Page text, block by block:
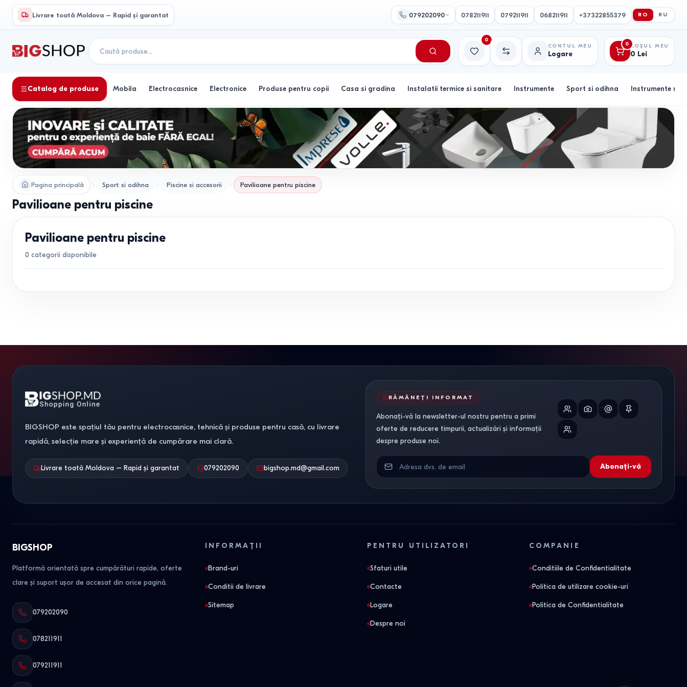
Livrare toată Moldova – Rapid și garantat 079202090 078211911 079211911 068211911 +37322855379 RO RU
Favorite
0
Comparație
CONTUL MEU
Logare
0 COȘUL MEU
0 Lei
Catalog de produse Mobila Electrocasnice Electronice Produse pentru copii Casa si gradina Instalatii termice si sanitare Instrumente Sport si odihna Instrumente
Pagina principală Sport si odihna Piscine si accesorii Pavilioane pentru piscine
Pavilioane pentru piscine
Pavilioane pentru piscine
0 categorii disponibile
BIGSHOP este spațiul tău pentru electrocasnice, tehnică și produse pentru casă, cu livrare
rapidă, selecție mare și experiență de cumpărare mai clară.
Livrare toată Moldova – Rapid și garantat 079202090 bigshop.md@gmail.com
RĂMÂNEȚI INFORMAT
Abonați-vă la newsletter-ul nostru pentru a primi
oferte de reducere timpurii, actualizări și informații
despre produse noi.
Abonați-vă
BIGSHOP
Platformă orientată spre cumpărături rapide, oferte
clare și suport ușor de accesat din orice pagină.
079202090
078211911
079211911
INFORMAȚII
Brand-uri
Conditii de livrare
Sitemap
PENTRU UTILIZATORI
Sfaturi utile
Contacte
Logare
Despre noi
COMPANIE
Conditiile de Confidentialitate
Politica de utilizare cookie-uri
Politica de Confidentialitate